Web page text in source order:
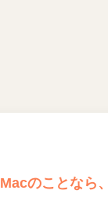
Macのことなら